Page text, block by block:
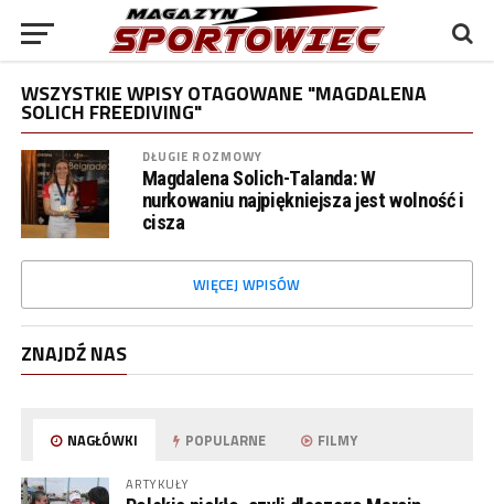
WSZYSTKIE WPISY OTAGOWANE "MAGDALENA
SOLICH FREEDIVING"
DŁUGIE ROZMOWY
Magdalena Solich-Talanda: W
nurkowaniu najpiękniejsza jest wolność i
cisza
WIĘCEJ WPISÓW
ZNAJDŹ NAS
NAGŁÓWKI POPULARNE FILMY
ARTYKUŁY